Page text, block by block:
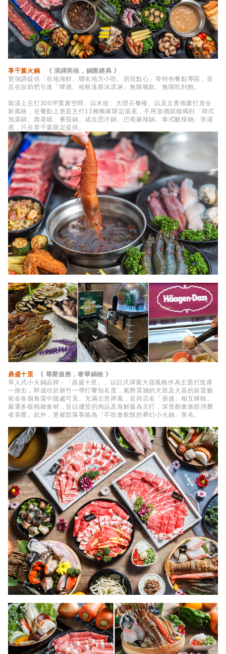
享千葉火鍋 《 演繹美味，鍋際經典 》
更強調提供「在地海鮮、聯名地方小吃、烘培點心」等特色餐點專區，並
且在自助吧引進「啤酒、哈根達斯冰淇淋」無限暢飲、無限吃到飽。
裝潢上主打300坪寬廣空間、以木紋、大理石餐檯、以及文青插畫打造全
新風格，在餐點上更是主打12種獨家限定湯底，不用加價就能喝到「韓式
泡菜鍋、壽喜燒、番茄鍋、成吉思汗鍋、巴蜀麻辣鍋、泰式酸辣鍋」等湯
底，只在享千葉限定提供。
鼎盛十里
《 尊榮服務，奢華鍋物 》
單人式小火鍋品牌 - 「鼎盛十里」。以日式禪風大器風格作為主題打造甫
一推出，即成功於新竹一帶打響知名度，氣勢震撼的大鼓及大器的裝置藝
術在各個角落中隨處可見。充滿古意禪風，並與店名「鼎盛」相互輝映。
嚴選多樣精緻食材，並以優質的肉品及海鮮最為主打，深受都會族群消費
者喜愛。此外，更被部落客喻為「不吃會飲恨的夢幻小火鍋」美名。